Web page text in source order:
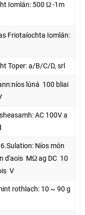
Iomlán: 500 Ω -1m
Friotaíochta Iomlán:
Toper: a/B/C/D, srl
lúná 100 bliai
AC 100V a
Níos món
d'aois MΩ ag DC 10
V
rothlach: 10 ~ 90 g